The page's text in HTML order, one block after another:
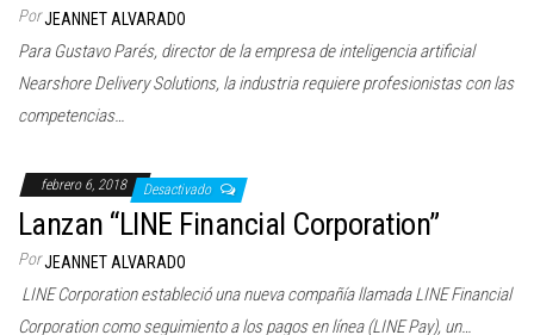
PorJEANNET ALVARADO
Para Gustavo Parés, director de la empresa de inteligencia artificial
Nearshore Delivery Solutions, la industria requiere profesionistas con las
competencias…
febrero 6, 2018 Desactivado
Lanzan “LINE Financial Corporation”
PorJEANNET ALVARADO
LINE Corporation estableció una nueva compañía llamada LINE Financial
Corporation como seguimiento a los pagos en línea (LINE Pay), un…